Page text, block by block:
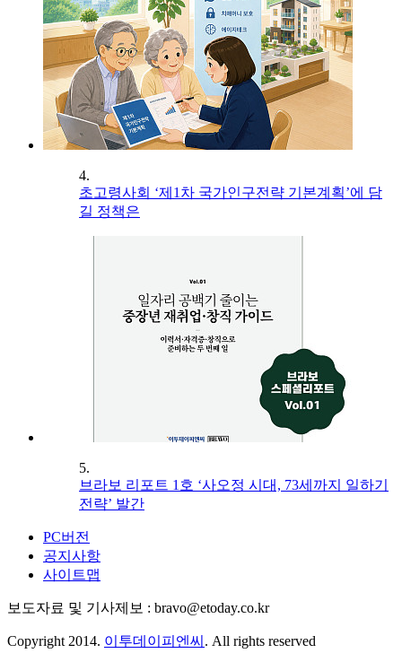
4.
초고령사회 ‘제1차 국가인구전략 기본계획’에 담
길 정책은
5.
브라보 리포트 1호 ‘사오정 시대, 73세까지 일하기
전략’ 발간
PC버전
공지사항
사이트맵
보도자료 및 기사제보 : bravo@etoday.co.kr
Copyright 2014. 이투데이피엔씨 . All rights reserved